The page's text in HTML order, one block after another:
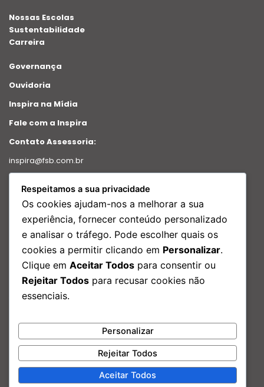
Nossas Escolas
Sustentabilidade
Carreira
Governança
Ouvidoria
Inspira na Mídia
Fale com a Inspira
Contato Assessoria:
inspira@fsb.com.br
Intranet
Relatório de transparência
Redes Sociais
Facebook
Instagram
Linkedin
Youtube
Nosso Endereço:
Rua São Bento, 29 – Edf. Porto Brasilis, 17º andar Centro, Rio de
Janeiro – RJ
Respeitamos a sua privacidade
Os cookies ajudam-nos a melhorar a sua
experiência, fornecer conteúdo personalizado
e analisar o tráfego. Pode escolher quais os
cookies a permitir clicando em Personalizar.
Clique em Aceitar Todos para consentir ou
Rejeitar Todos para recusar cookies não
essenciais.
Personalizar
Rejeitar Todos
Aceitar Todos